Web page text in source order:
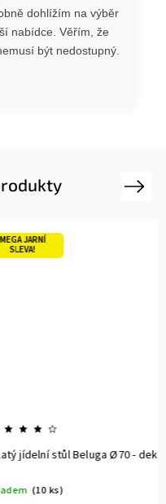
dohlížím na výběr
nabídce. Věřím, že
být nedostupný.
Mramor Kulatý
Next